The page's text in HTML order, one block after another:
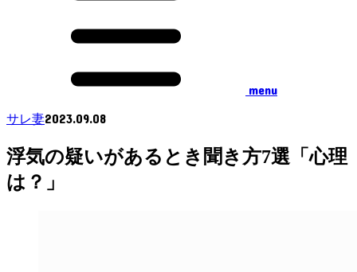
menu
サレ妻2023.09.08
浮気の疑いがあるとき聞き方7選「心理
は？」